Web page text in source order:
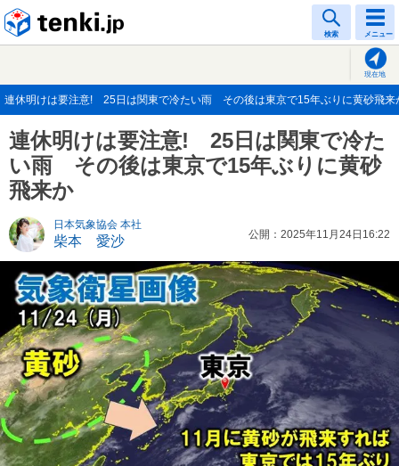
検索 メニュー
現在地
連休明けは要注意! 25日は関東で冷たい雨 その後は東京で15年ぶりに黄砂飛来
連休明けは要注意! 25日は関東で冷た
い雨 その後は東京で15年ぶりに黄砂
飛来か
日本気象協会 本社
柴本 愛沙 公開：2025年11月24日16:22